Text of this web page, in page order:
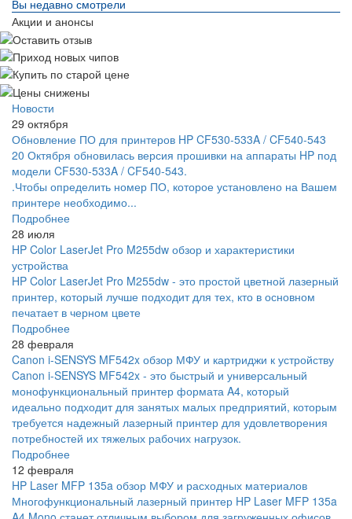
Вы недавно смотрели
Акции и анонсы
Новости
29 октября
Обновление ПО для принтеров HP CF530-533A / CF540-543
20 Октября обновилась версия прошивки на аппараты HP под
модели CF530-533A / CF540-543.
.Чтобы определить номер ПО, которое установлено на Вашем
принтере необходимо...
Подробнее
28 июля
HP Color LaserJet Pro M255dw обзор и характеристики
устройства
HP Color LaserJet Pro M255dw - это простой цветной лазерный
принтер, который лучше подходит для тех, кто в основном
печатает в черном цвете
Подробнее
28 февраля
Canon i-SENSYS MF542x обзор МФУ и картриджи к устройству
Canon i-SENSYS MF542x - это быстрый и универсальный
монофункциональный принтер формата A4, который
идеально подходит для занятых малых предприятий, которым
требуется надежный лазерный принтер для удовлетворения
потребностей их тяжелых рабочих нагрузок.
Подробнее
12 февраля
HP Laser MFP 135a обзор МФУ и расходных материалов
Многофункциональный лазерный принтер HP Laser MFP 135a